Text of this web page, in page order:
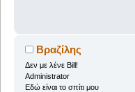
Βραζίλης
Δεν με λένε Bill!
Administrator
Εδώ είναι το σπίτι μου